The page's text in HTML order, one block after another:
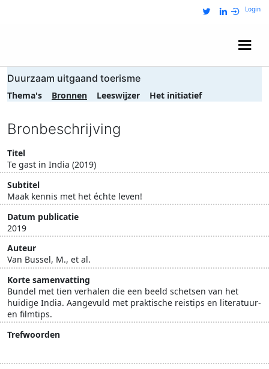
Login
Duurzaam uitgaand toerisme
Thema's Bronnen Leeswijzer Het initiatief
Bronbeschrijving
Titel
Te gast in India (2019)
Subtitel
Maak kennis met het échte leven!
Datum publicatie
2019
Auteur
Van Bussel, M., et al.
Korte samenvatting
Bundel met tien verhalen die een beeld schetsen van het
huidige India. Aangevuld met praktische reistips en literatuur-
en filmtips.
Trefwoorden